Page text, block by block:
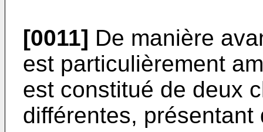
[0011] De manière
est particulièrement
est constitué de deux
différentes,